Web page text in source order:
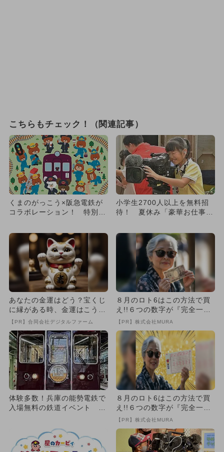
こちらもチェック！（関連記事）
くまのがっこう×阪急電鉄が
コラボレーション！ 特別列
小学生2700人以上を無料招
待！ 夏休み「豪華お仕事体
あなたの金運はどう？宝くじ
に縁がある時、金運はこう変
わる
【PR】合同会社デジタルファーム
８月のロト6はこの方法で買
え!!６つの数字が『完全一
致』する方法
【PR】株式会社MURA
体験多数！兵庫の能勢電鉄で
入場無料の鉄道イベント 遊
８月のロト6はこの方法で買
え!!６つの数字が『完全一
致』する方法
【PR】株式会社MURA